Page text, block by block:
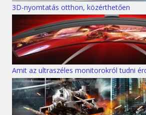
3D-nyomtatás otthon, közérthetően
Amit az ultraszéles monitorokról tudni